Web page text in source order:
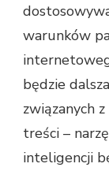
warunków
będzie
związanych
treści –
inteligencji